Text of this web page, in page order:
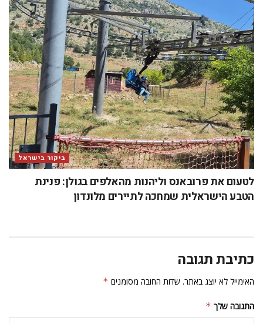
ביקור בישראל
לטעום את פרובאנס וליהנות מהאלפים בגולן: פנינת
הטבע הישראלית שמחכה לתיירים מלונדון
כתיבת תגובה
האימייל לא יוצג באתר. שדות החובה מסומנים *
התגובה שלך *